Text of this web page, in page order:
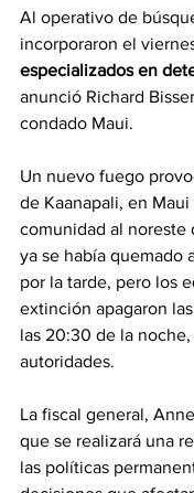
Al operativo de
incorporaron el
especializados en
anunció Richard
condado Maui.
Un nuevo fuego
de Kaanapali, en
comunidad al noreste
ya se había quemado
por la tarde, pero los
extinción apagaron
las 20:30 de la
autoridades.
La fiscal general,
que se realizará una
las políticas